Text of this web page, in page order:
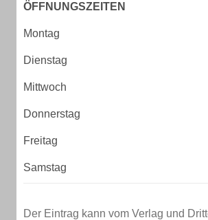
ÖFFNUNGSZEITEN
Montag
Dienstag
Mittwoch
Donnerstag
Freitag
Samstag
Der Eintrag kann vom Verlag und